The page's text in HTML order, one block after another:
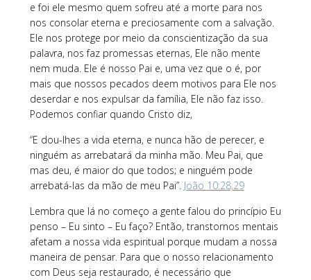
e foi ele mesmo quem sofreu até a morte para nos
nos consolar eterna e preciosamente com a salvação.
Ele nos protege por meio da conscientização da sua
palavra, nos faz promessas eternas, Ele não mente
nem muda. Ele é nosso Pai e, uma vez que o é, por
mais que nossos pecados deem motivos para Ele nos
deserdar e nos expulsar da família, Ele não faz isso.
Podemos confiar quando Cristo diz,
“E dou-lhes a vida eterna, e nunca hão de perecer, e
ninguém as arrebatará da minha mão. Meu Pai, que
mas deu, é maior do que todos; e ninguém pode
arrebatá-las da mão de meu Pai”. João 10:28,29
Lembra que lá no começo a gente falou do princípio Eu
penso – Eu sinto – Eu faço? Então, transtornos mentais
afetam a nossa vida espiritual porque mudam a nossa
maneira de pensar. Para que o nosso relacionamento
com Deus seja restaurado, é necessário que